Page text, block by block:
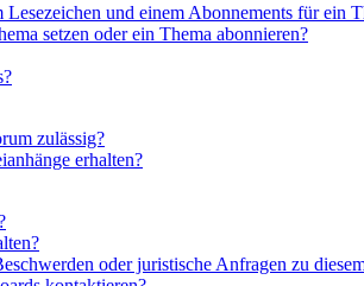
und einem Abonnements für ein
setzen oder ein Thema abonnieren?
zulässig?
erhalten?
oder juristische Anfragen zu